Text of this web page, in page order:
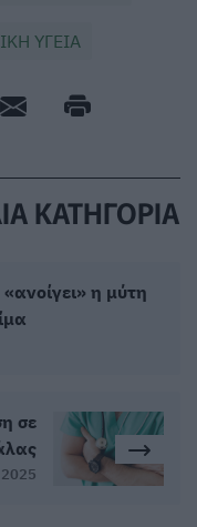
ΥΓΕΙΑ
ΚΑΤΗΓΟΡΙΑ
η μύτη
σε